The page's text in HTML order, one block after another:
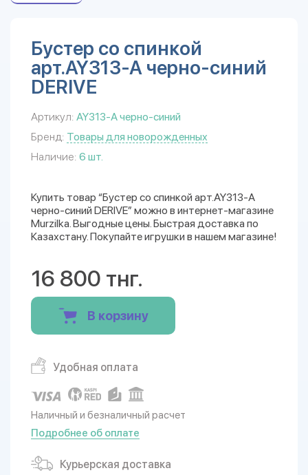
Бустер со спинкой
арт.AY313-A черно-синий
DERIVE
Артикул: AY313-A черно-синий
Бренд: Товары для новорожденных
Наличие: 6 шт.
Купить товар “Бустер со спинкой арт.AY313-A
черно-синий DERIVE” можно в интернет-магазине
Murzilka. Выгодные цены. Быстрая доставка по
Казахстану. Покупайте игрушки в нашем магазине!
16 800 тнг.
В корзину
Удобная оплата
Наличный и безналичный расчет
Подробнее об оплате
Курьерская доставка